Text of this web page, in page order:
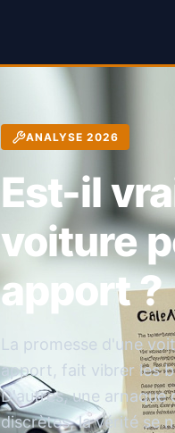
ANALYSE 2026
Est-il
voiture
apport ?
La promesse d'une
apport, fait vibrer les
D'autres, une arnaque
discrètes, la vérité se